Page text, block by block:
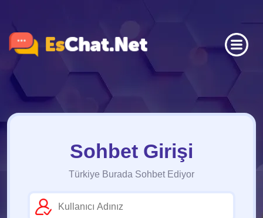
Sohbet Girişi
Türkiye Burada Sohbet Ediyor